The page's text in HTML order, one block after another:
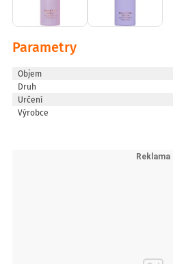
Parametry
Objem
Druh
Určení
Výrobce